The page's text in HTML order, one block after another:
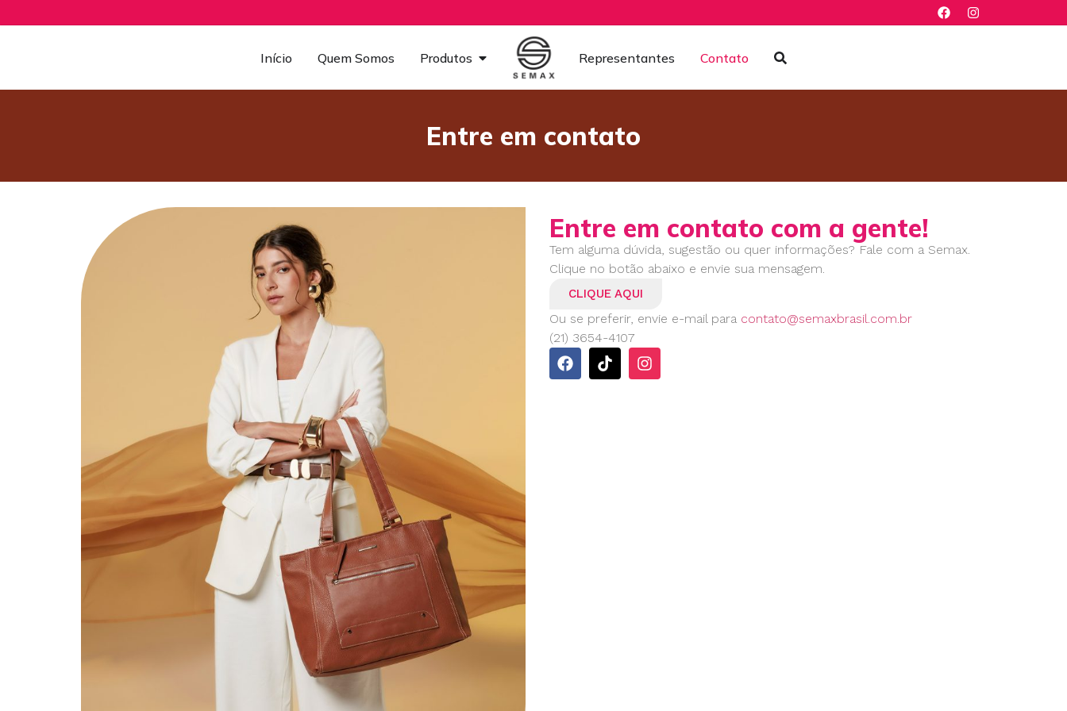
Início Quem Somos Produtos Representantes Contato
Entre em contato
Entre em contato com a gente!
Tem alguma dúvida, sugestão ou quer informações? Fale com a Semax.
Clique no botão abaixo e envie sua mensagem.
CLIQUE AQUI
Ou se preferir, envie e-mail para contato@semaxbrasil.com.br
(21) 3654-4107